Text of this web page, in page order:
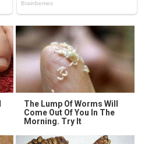
The Lump Of Worms Will
Come Out Of You In The
Morning. Try It